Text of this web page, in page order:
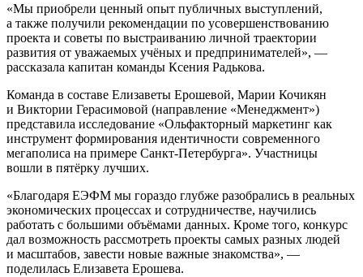
Мы приобрели ценный опыт публичных выступлений,
а также получили рекомендации по усовершенствованию
проекта и советы по выстраиванию личной траектории
развития от уважаемых учёных и предпринимателей , —
рассказала капитан команды Ксения Радькова.
Команда в составе Елизаветы Ерошевой, Марии Кочикян
и Виктории Герасимовой (направление «Менеджмент»)
представила исследование «Ольфакторный маркетинг как
инструмент формирования идентичности современного
мегаполиса на примере Санкт-Петербурга». Участницы
вошли в пятёрку лучших.
Благодаря ЕЭФМ мы гораздо глубже разобрались в реальных
экономических процессах и сотрудничестве, научились
работать с большими объёмами данных. Кроме того, конкурс
дал возможность рассмотреть проекты самых разных людей
и масштабов, завести новые важные знакомства , —
поделилась Елизавета Ерошева.